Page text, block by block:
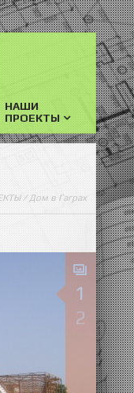
НАШИ
ПРОЕКТЫ
/ Дом в Гаграх
1
2